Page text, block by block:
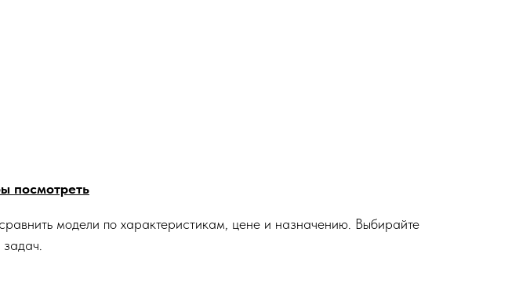
посмотреть
модели по характеристикам, цене и назначению. Выбирайте